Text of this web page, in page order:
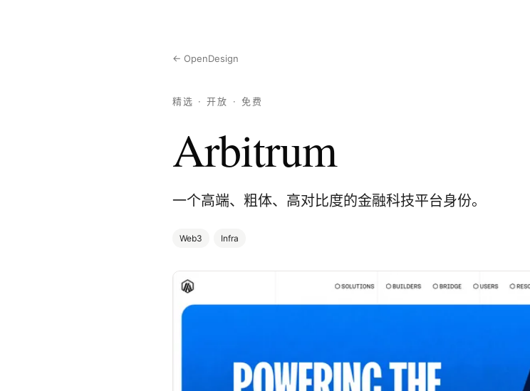
← OpenDesign
精选 · 开放 · 免费
Arbitrum
一个高端、粗体、高对比度的金融科技平台身份。
Web3 Infra